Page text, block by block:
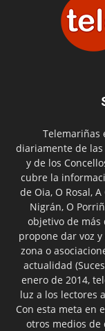
Telemariñas
diariamente de las
y de los
cubre la
de Oia, O Rosal,
Nigrán, O
objetivo de más
propone dar voz
zona o
actualidad
enero de 2014,
luz a los lectores
Con esta meta en
otros medios de